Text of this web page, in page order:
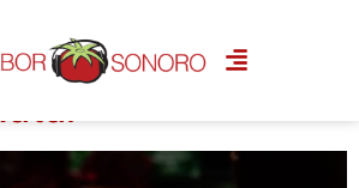
secas